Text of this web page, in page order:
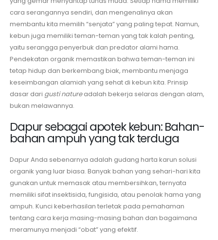
cara serangannya sendiri, dan mengenalinya akan
membantu kita memilih “senjata” yang paling tepat. Namun,
kebun juga memiliki teman-teman yang tak kalah penting,
yaitu serangga penyerbuk dan predator alami hama.
Pendekatan organik memastikan bahwa teman-teman ini
tetap hidup dan berkembang biak, membantu menjaga
keseimbangan alamiah yang sehat di kebun kita. Prinsip
dasar dari gusti natureadalah bekerja selaras dengan alam,
bukan melawannya.
Dapur sebagai apotek kebun: Bahan-
bahan ampuh yang tak terduga
Dapur Anda sebenarnya adalah gudang harta karun solusi
organik yang luar biasa. Banyak bahan yang sehari-hari kita
gunakan untuk memasak atau membersihkan, ternyata
memiliki sifat insektisida, fungisida, atau penolak hama yang
ampuh. Kunci keberhasilan terletak pada pemahaman
tentang cara kerja masing-masing bahan dan bagaimana
meramunya menjadi “obat” yang efektif.